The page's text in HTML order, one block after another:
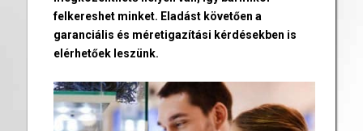
felkereshet minket. Eladást követően a
garanciális és méretigazítási kérdésekben is
elérhetőek leszünk.